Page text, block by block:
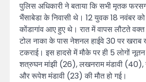
पुलिस अधिकारी ने बताया कि सभी मृतक
भैंसाबेडा के निवासी थे। 12 युवक 18 नवंबर
कोंडागांव आए हुए थे। रात में वापस लौटते वक्त
टोल नाका के पास नेशनल हाईवे 30 पर
टकराई। इस हादसे में मौके पर ही 5 लोगों
शत्रुघन मांझी (26), लखनराम मंडावी (40),
और रूपेश मंडावी (23) की मौत हो गई।